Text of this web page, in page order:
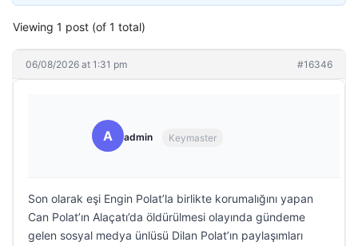
Viewing 1 post (of 1 total)
06/08/2026 at 1:31 pm #16346
A admin Keymaster
Son olarak eşi Engin Polat’la birlikte korumalığını yapan
Can Polat’ın Alaçatı’da öldürülmesi olayında gündeme
gelen sosyal medya ünlüsü Dilan Polat’ın paylaşımları